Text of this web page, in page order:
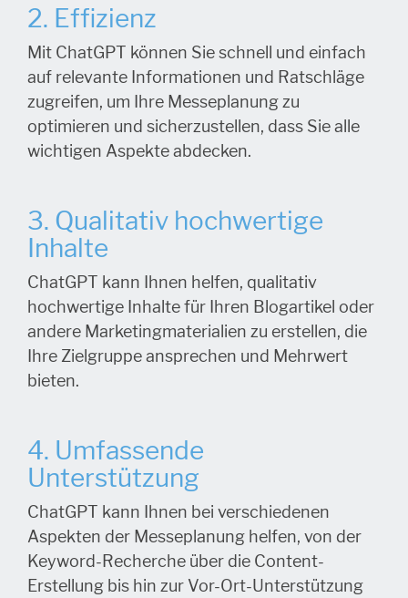
2. Effizienz
Mit ChatGPT können Sie schnell und einfach
auf relevante Informationen und Ratschläge
zugreifen, um Ihre Messeplanung zu
optimieren und sicherzustellen, dass Sie alle
wichtigen Aspekte abdecken.
3. Qualitativ hochwertige
Inhalte
ChatGPT kann Ihnen helfen, qualitativ
hochwertige Inhalte für Ihren Blogartikel oder
andere Marketingmaterialien zu erstellen, die
Ihre Zielgruppe ansprechen und Mehrwert
bieten.
4. Umfassende
Unterstützung
ChatGPT kann Ihnen bei verschiedenen
Aspekten der Messeplanung helfen, von der
Keyword-Recherche über die Content-
Erstellung bis hin zur Vor-Ort-Unterstützung